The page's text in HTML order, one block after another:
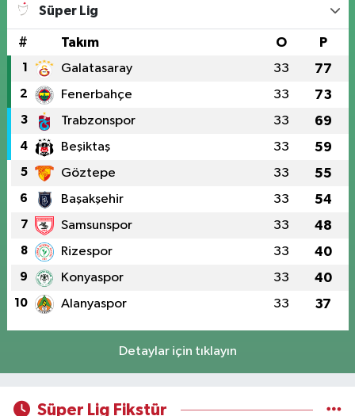
Süper Lig
# Takım O P
1 Galatasaray 33 77
2 Fenerbahçe 33 73
3 Trabzonspor 33 69
4 Beşiktaş 33 59
5 Göztepe 33 55
6 Başakşehir 33 54
7 Samsunspor 33 48
8 Rizespor 33 40
9 Konyaspor 33 40
10 Alanyaspor 33 37
Detaylar için tıklayın
Süper Lig Fikstür